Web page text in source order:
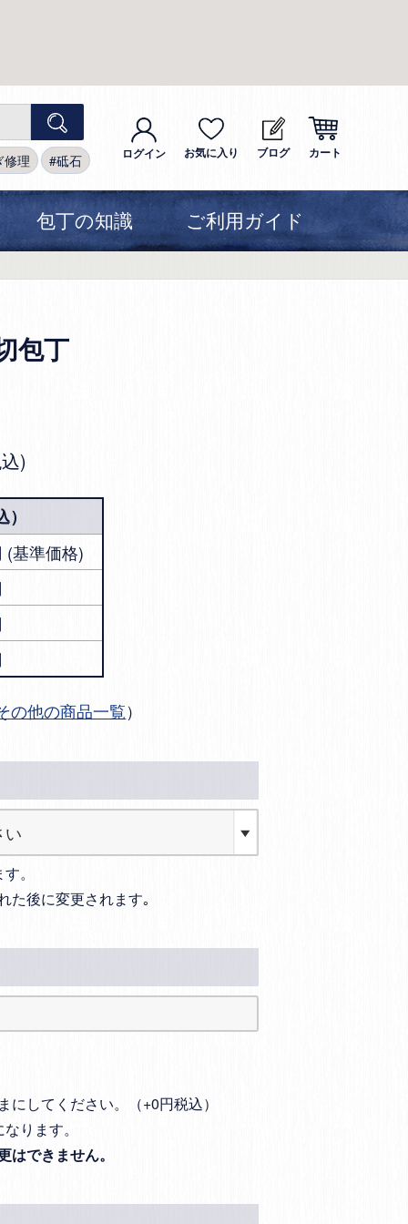
修理 砥石 ログイン お気に入り ブログ カート
包丁の知識 ご利用ガイド
包丁
(基準価格)
の他の商品一覧）
。
た後に変更されます｡
してください。（+0円税込）
ります。
はできません。